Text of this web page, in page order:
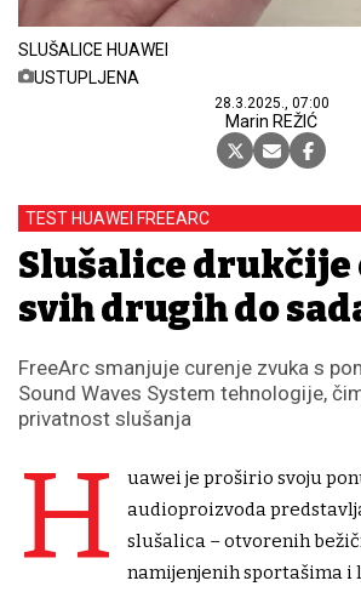
SLUŠALICE HUAWEI
USTUPLJENA
28.3.2025., 07:00
Marin REŽIĆ
TEST HUAWEI FREEARC
Slušalice drukčije
svih drugih do
FreeArc smanjuje curenje zvuka s
Sound Waves System tehnologije,
privatnost slušanja
H
uawei je proširio svoju
audioproizvoda
slušalica – otvorenih
namijenjenih sportašima